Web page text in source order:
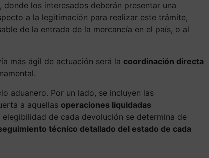
, donde los interesados deberán presentar una
a la legitimación para realizar este trámite,
de la entrada de la mercancía en el país, o al
más ágil de actuación será la coordinación directa
aduanero. Por un lado, se incluyen las
a aquellas operaciones liquidadas
de cada devolución se determina de
técnico detallado del estado de cada